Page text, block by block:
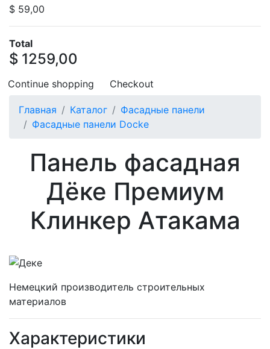
$ 59,00
Total
$ 1259,00
Continue shopping Checkout
Главная Каталог
Фасадные панели
Фасадные панели Docke
Панель фасадная
Дёке Премиум
Клинкер Атакама
Немецкий производитель строительных
материалов
Характеристики